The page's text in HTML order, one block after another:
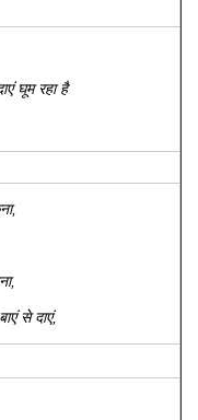
घूम रहा है
से दाएं,